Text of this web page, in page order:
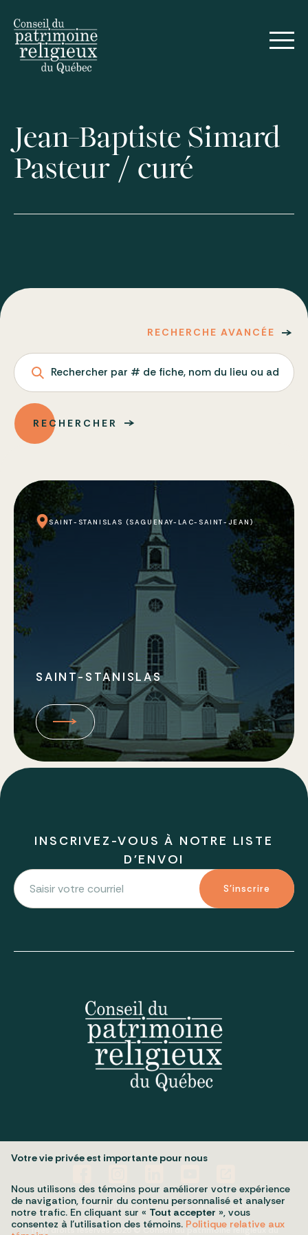
Jean-Baptiste Simard
Pasteur / curé
RECHERCHE AVANCÉE
Rechercher par # de fiche, nom du lieu ou adresse
RECHERCHER
SAINT-STANISLAS (SAGUENAY-LAC-SAINT-JEAN)
SAINT-STANISLAS
INSCRIVEZ-VOUS À NOTRE LISTE
D'ENVOI
S'inscrire
Politique de confidentialitéMes préférences cookies
Tous droits réservés 2026 © Conseil du patrimoine religieux du
Votre vie privée est importante pour nous
Nous utilisons des témoins pour améliorer votre expérience
de navigation, fournir du contenu personnalisé et analyser
notre trafic. En cliquant sur « Tout accepter », vous
consentez à l’utilisation des témoins. Politique relative aux